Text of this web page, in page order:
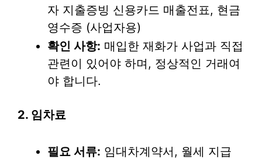
자 지출증빙 신용카드 매출전표, 현금
영수증 (사업자용)
확인 사항: 매입한 재화가 사업과 직접
관련이 있어야 하며, 정상적인 거래여
야 합니다.
2. 임차료
필요 서류: 임대차계약서, 월세 지급